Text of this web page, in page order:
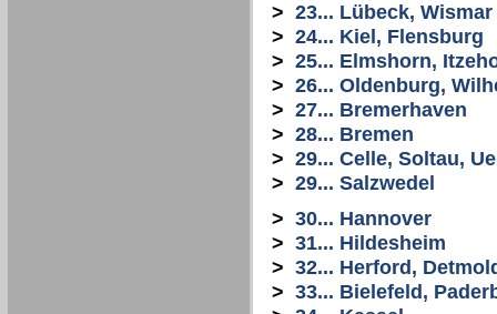
> 23... Lübeck, Wismar
> 24... Kiel, Flensburg
> 25... Elmshorn,
> 26... Oldenburg,
> 27... Bremerhaven
> 28... Bremen
> 29... Celle, Soltau,
> 29... Salzwedel
> 30... Hannover
> 31... Hildesheim
> 32... Herford,
> 33... Bielefeld,